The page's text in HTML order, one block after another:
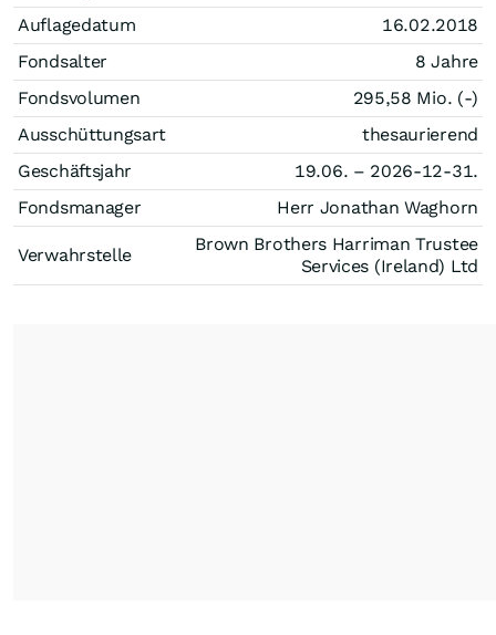
Auflagedatum
16.02.2018
Fondsalter
8 Jahre
Fondsvolumen
295,58 Mio. (-)
Ausschüttungsart
thesaurierend
Geschäftsjahr
19.06. – 2026-12-31.
Fondsmanager
Herr Jonathan Waghorn
Verwahrstelle
Brown Brothers Harriman Trustee
Services (Ireland) Ltd